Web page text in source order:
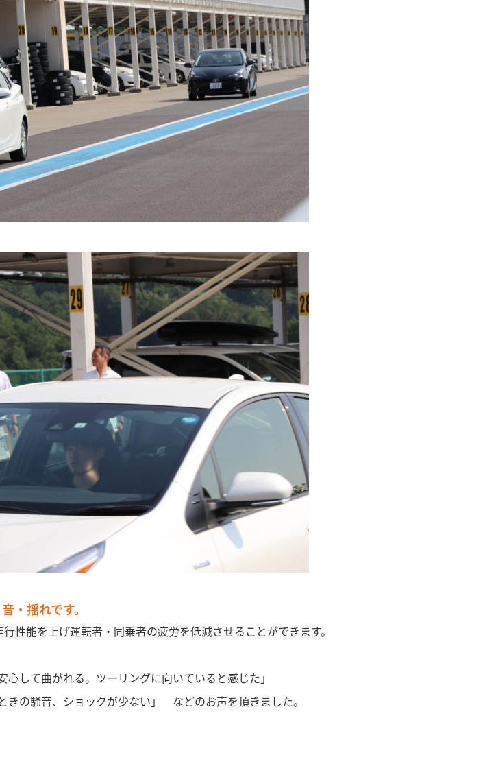
・揺れです。
性能を上げ運転者・同乗者の疲労を低減させることができます。
心して曲がれる。ツーリングに向いていると感じた」
きの騒音、ショックが少ない」 などのお声を頂きました。